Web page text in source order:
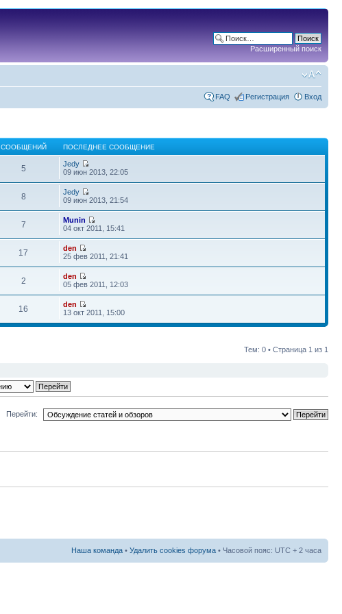
Расширенный поиск
FAQ Регистрация Вход
СООБЩЕНИЙ ПОСЛЕДНЕЕ СООБЩЕНИЕ
5
Jedy
09 июн 2013, 22:05
8
Jedy
09 июн 2013, 21:54
7
Munin
04 окт 2011, 15:41
17
den
25 фев 2011, 21:41
2
den
05 фев 2011, 12:03
16
den
13 окт 2011, 15:00
Тем: 0 • Страница 1 из 1
Перейти:
Наша команда • Удалить cookies форума • Часовой пояс: UTC + 2 часа